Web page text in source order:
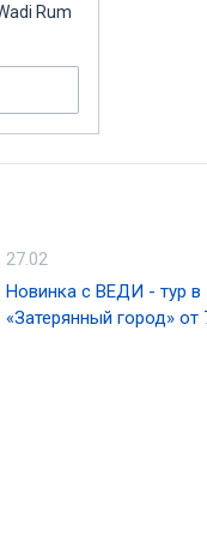
Rum
27.02
Новинка с ВЕДИ - тур
«Затерянный город» от